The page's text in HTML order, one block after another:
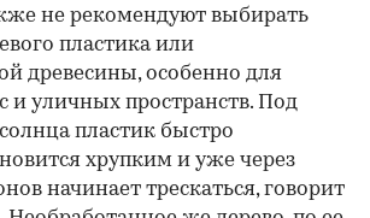
не рекомендуют выбирать
пластика или
древесины, особенно для
и уличных пространств. Под
пластик быстро
хрупким и уже через
начинает трескаться, говорит